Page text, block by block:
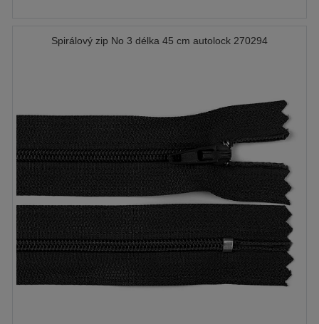
Spirálový zip No 3 délka 45 cm autolock 270294